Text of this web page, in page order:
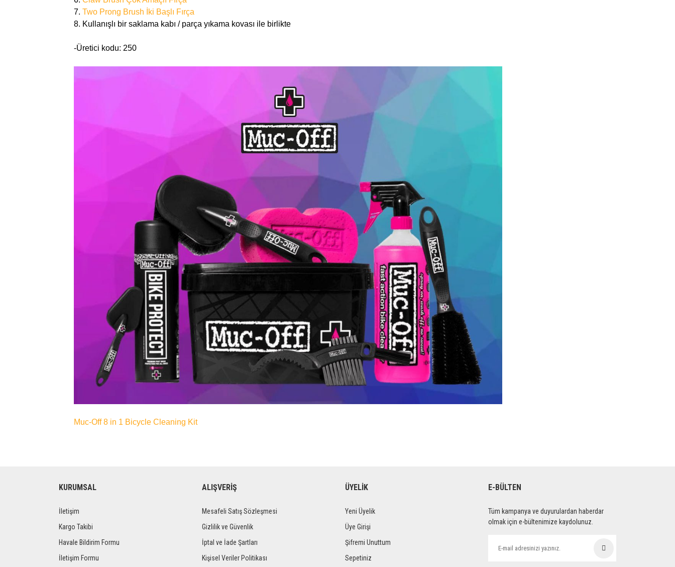
7. Two Prong Brush İki Başlı Fırça
8. Kullanışlı bir saklama kabı / parça yıkama kovası ile birlikte
-Üretici kodu: 250
Muc-Off 8 in 1 Bicycle Cleaning Kit
KURUMSAL
İletişim
Kargo Takibi
Havale Bildirim Formu
İletişim Formu
ALIŞVERİŞ
Mesafeli Satış Sözleşmesi
Gizlilik ve Güvenlik
İptal ve İade Şartları
Kişisel Veriler Politikası
ÜYELİK
Yeni Üyelik
Üye Girişi
Şifremi Unuttum
Sepetiniz
E-BÜLTEN
Tüm kampanya ve duyurulardan haberdar
olmak için e-bültenimize kaydolunuz.